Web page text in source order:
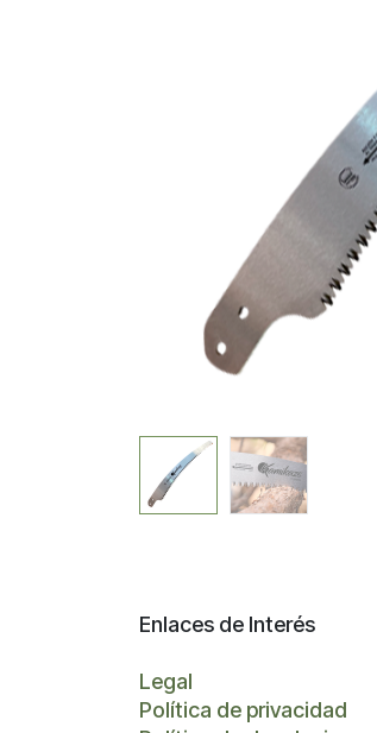
Enlaces de Interés
Legal
Política de privacidad